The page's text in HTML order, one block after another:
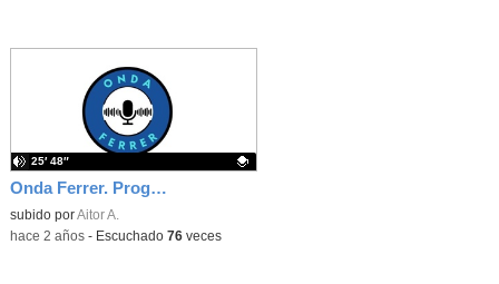
Onda Ferrer. Programa 1.
Contenido educativo.
subido porAitor A.
25′ 48″
-hace 2 años- Escuchado 76veces